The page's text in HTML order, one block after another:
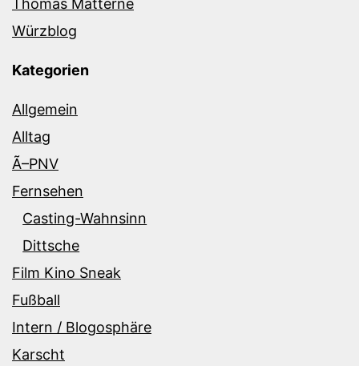
Würzblog
Kategorien
Allgemein
Alltag
Ã–PNV
Fernsehen
Casting-Wahnsinn
Dittsche
Film Kino Sneak
Fußball
Intern / Blogosphäre
Karscht